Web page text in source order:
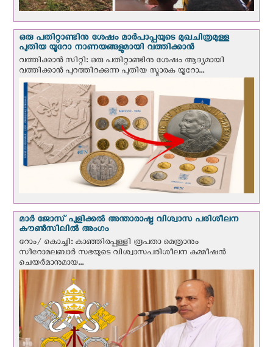
ഒരു പതിറ്റാണ്ടിനു ശേഷം മാർപാപ്പയുടെ മുഖചിത്രമുള്ള
പുതിയ യൂറോ നാണയങ്ങളുമായി വത്തിക്കാന്‍
വത്തിക്കാന്‍ സിറ്റി: ഒരു പതിറ്റാണ്ടിനു ശേഷം ആദ്യമായി
വത്തിക്കാൻ പുറത്തിറക്കുന്ന പുതിയ സ്മാരക യൂറോ...
മാർ ജോസ് പുളിക്കൽ അന്താരാഷ്ട്ര വിശ്വാസ പരിശീലന
കൗൺസിലിൽ അംഗം
റോം/ കൊച്ചി: കാഞ്ഞിരപ്പള്ളി രൂപതാ മെത്രാനും
സീറോമലബാർ സഭയുടെ വിശ്വാസപരിശീലന കമ്മീഷൻ
ചെയർമാനുമായ...